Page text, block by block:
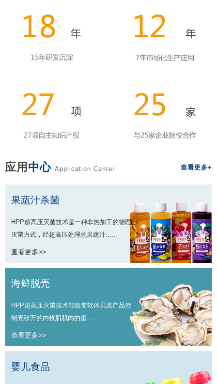
应用 中心 Application Center 查看更多+
果蔬汁杀菌
HPP超高压灭菌技术是一种非热加工的物理
灭菌方式，经超高压处理的果蔬汁......
查看更多>>
海鲜脱壳
HPP超高压灭菌技术能改变软体贝类产品控
制壳张开的内收肌肌肉的蛋...
查看更多>>
婴儿食品